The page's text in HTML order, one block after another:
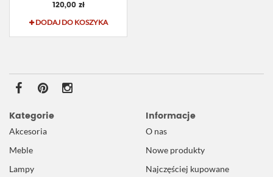
120,00 zł
DODAJ DO KOSZYKA
Kategorie
Akcesoria
Meble
Lampy
Informacje
O nas
Nowe produkty
Najczęściej kupowane